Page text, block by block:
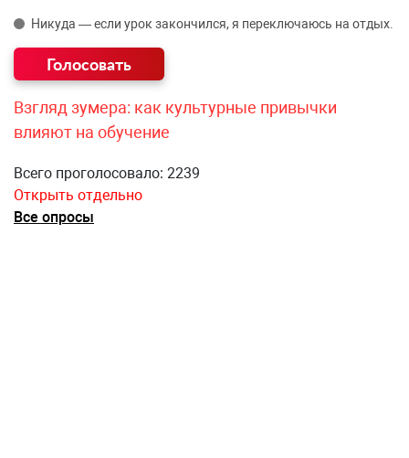
Никуда — если урок закончился, я переключаюсь на отдых.
Взгляд зумера: как культурные привычки
влияют на обучение
Всего проголосовало: 2239
Открыть отдельно
Все опросы